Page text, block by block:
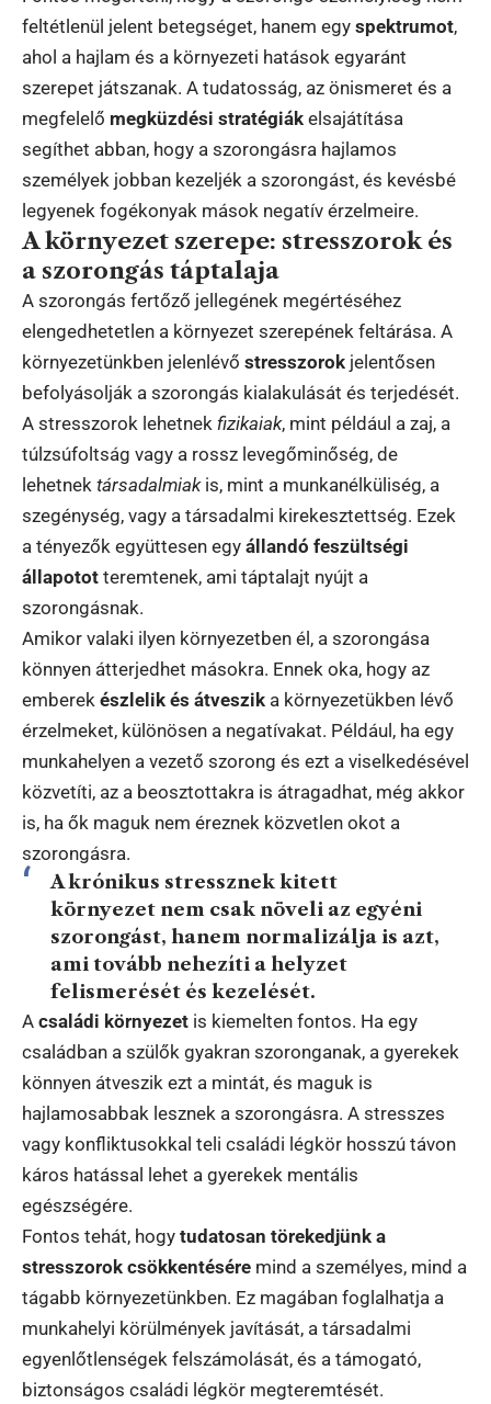
feltétlenül jelent betegséget, hanem egy spektrumot,
ahol a hajlam és a környezeti hatások egyaránt
szerepet játszanak. A tudatosság, az önismeret és a
megfelelő megküzdési stratégiák elsajátítása
segíthet abban, hogy a szorongásra hajlamos
személyek jobban kezeljék a szorongást, és kevésbé
legyenek fogékonyak mások negatív érzelmeire.
A környezet szerepe: stresszorok és
a szorongás táptalaja
A szorongás fertőző jellegének megértéséhez
elengedhetetlen a környezet szerepének feltárása. A
környezetünkben jelenlévő stresszorok jelentősen
befolyásolják a szorongás kialakulását és terjedését.
A stresszorok lehetnek fizikaiak, mint például a zaj, a
túlzsúfoltság vagy a rossz levegőminőség, de
lehetnek társadalmiakis, mint a munkanélküliség, a
szegénység, vagy a társadalmi kirekesztettség. Ezek
a tényezők együttesen egy állandó feszültségi
állapotot teremtenek, ami táptalajt nyújt a
szorongásnak.
Amikor valaki ilyen környezetben él, a szorongása
könnyen átterjedhet másokra. Ennek oka, hogy az
emberek észlelik és átveszik a környezetükben lévő
érzelmeket, különösen a negatívakat. Például, ha egy
munkahelyen a vezető szorong és ezt a viselkedésével
közvetíti, az a beosztottakra is átragadhat, még akkor
is, ha ők maguk nem éreznek közvetlen okot a
szorongásra.
A krónikus stressznek kitett
környezet nem csak növeli az egyéni
szorongást, hanem normalizálja is azt,
ami tovább nehezíti a helyzet
felismerését és kezelését.
A családi környezet is kiemelten fontos. Ha egy
családban a szülők gyakran szoronganak, a gyerekek
könnyen átveszik ezt a mintát, és maguk is
hajlamosabbak lesznek a szorongásra. A stresszes
vagy konfliktusokkal teli családi légkör hosszú távon
káros hatással lehet a gyerekek mentális
egészségére.
Fontos tehát, hogy tudatosan törekedjünk a
stresszorok csökkentésére mind a személyes, mind a
tágabb környezetünkben. Ez magában foglalhatja a
munkahelyi körülmények javítását, a társadalmi
egyenlőtlenségek felszámolását, és a támogató,
biztonságos családi légkör megteremtését.